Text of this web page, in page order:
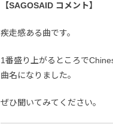
【SAGOSAID コメント】
疾走感ある曲です。
1番盛り上がるところで
曲名になりました。
ぜひ聞いてみてください。